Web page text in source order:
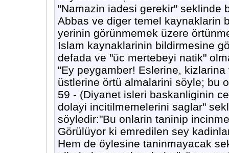
"Namazin iadesi gerekir" seklinde
Abbas ve diger temel kaynaklarin
yerinin görünmemek üzere
Islam kaynaklarinin bildirmesine
defada ve "üc mertebeyi natik"
"Ey peygamber! Eslerine,
üstlerine örtü almalarini söyle; bu
59 - (Diyanet isleri baskanliginin
dolayi incitilmemelerini saglar"
söyledir:"Bu onlarin taninip
Görülüyor ki emredilen sey
Hem de öylesine taninmayacak